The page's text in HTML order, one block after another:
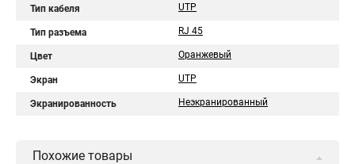
Тип кабеля UTP
Тип разъема RJ 45
Цвет Оранжевый
Экран UTP
Экранированность Неэкранированный
Похожие товары